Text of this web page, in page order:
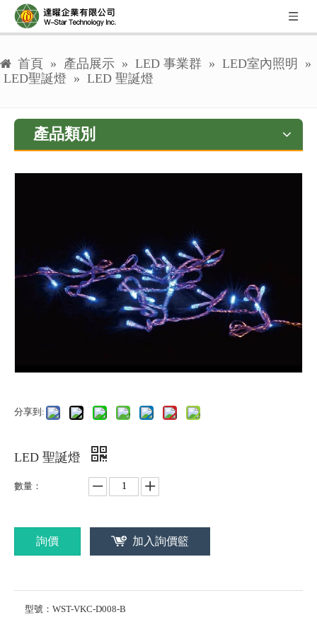
首頁 » 產品展示 » LED 事業群 » LED室內照明
»
LED聖誕燈 » LED 聖誕燈
產品類別
分享到:
LED 聖誕燈
數量：
詢價 加入詢價籃
型號： WST-VKC-D008-B